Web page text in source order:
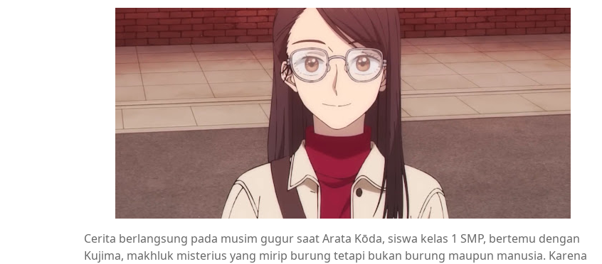
Cerita berlangsung pada musim gugur saat Arata Kōda, siswa kelas 1 SMP, bertemu dengan
Kujima, makhluk misterius yang mirip burung tetapi bukan burung maupun manusia. Karena